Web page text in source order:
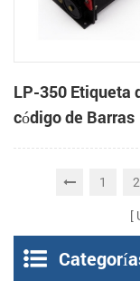
LP-350 Etiqueta
código de Barras
Impresora
1 2